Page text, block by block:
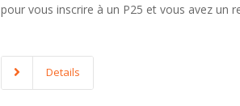
pour vous inscrire à un P25 et vous avez un
Details